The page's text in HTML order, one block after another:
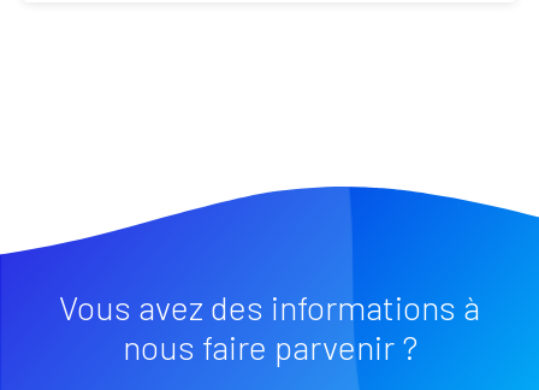
Vous avez des informations à
nous faire parvenir ?